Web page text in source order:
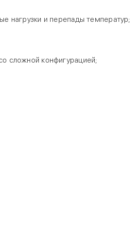
нагрузки и перепады температур;
сложной конфигурацией;